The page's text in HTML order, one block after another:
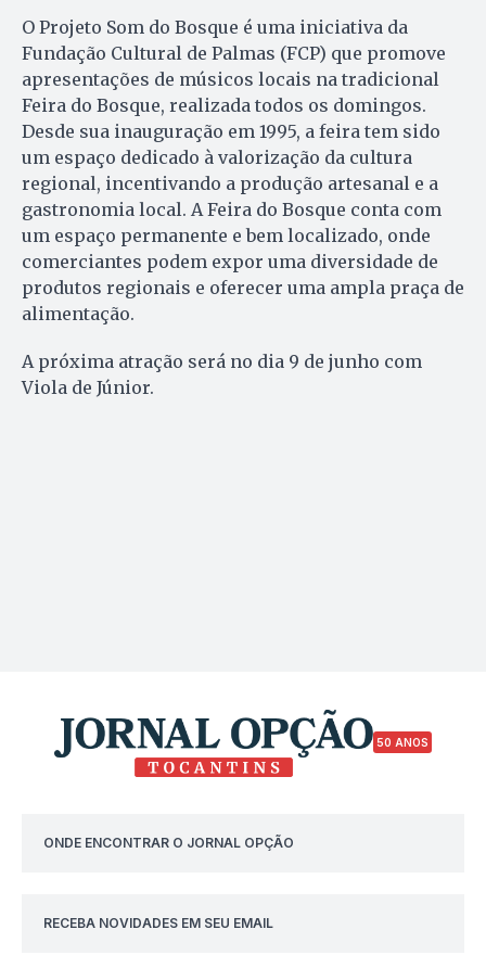
O Projeto Som do Bosque é uma iniciativa da
Fundação Cultural de Palmas (FCP) que promove
apresentações de músicos locais na tradicional
Feira do Bosque, realizada todos os domingos.
Desde sua inauguração em 1995, a feira tem sido
um espaço dedicado à valorização da cultura
regional, incentivando a produção artesanal e a
gastronomia local. A Feira do Bosque conta com
um espaço permanente e bem localizado, onde
comerciantes podem expor uma diversidade de
produtos regionais e oferecer uma ampla praça de
alimentação.
A próxima atração será no dia 9 de junho com
Viola de Júnior.
50 ANOS
ONDE ENCONTRAR O JORNAL OPÇÃO
RECEBA NOVIDADES EM SEU EMAIL